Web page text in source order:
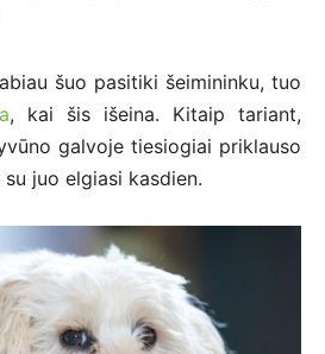
šuo pasitiki šeimininku, tuo
, kai šis išeina. Kitaip tariant,
galvoje tiesiogiai priklauso
juo elgiasi kasdien.